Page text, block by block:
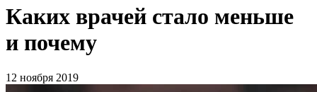
Каких врачей стало меньше
и почему
12 ноября 2019